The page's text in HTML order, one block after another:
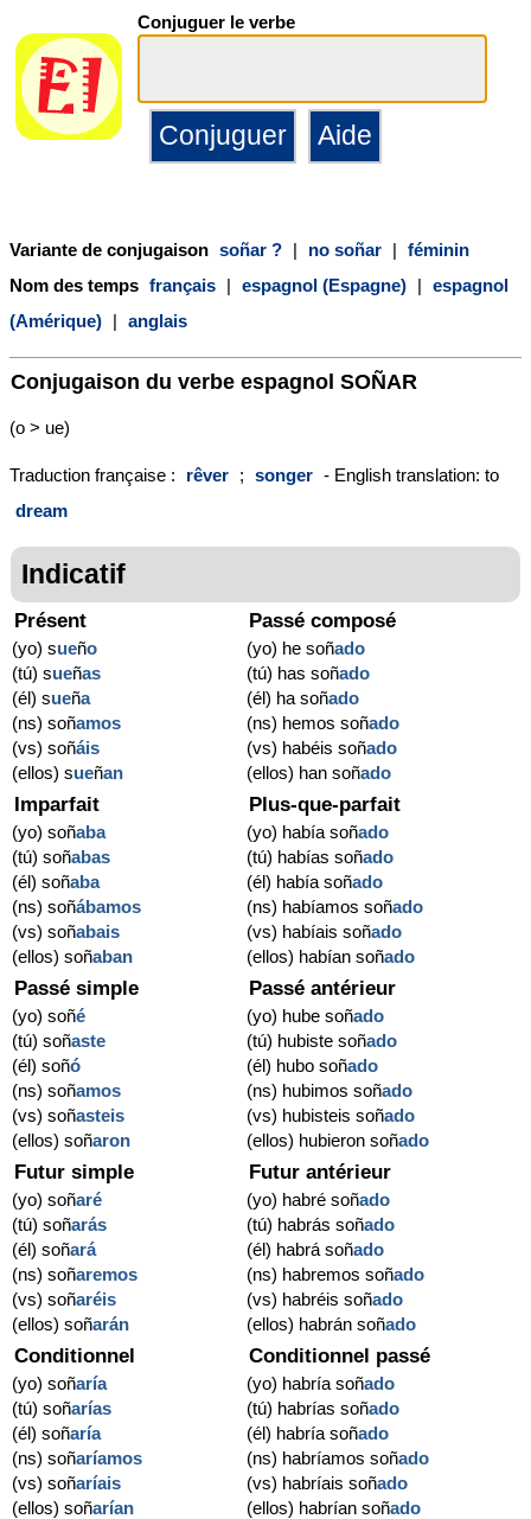
Conjuguer le verbe
Variante de conjugaison soñar ? | no soñar | féminin
Nom des temps français | espagnol (Espagne) | espagnol
(Amérique) | anglais
Conjugaison du verbe espagnol SOÑAR
(o > ue)
Traduction française : rêver ; songer - English translation: to
dream
Indicatif
Présent
(yo) sueño
(tú) sueñas
(él) sueña
(ns) soñamos
(vs) soñáis
(ellos) sueñan
Passé composé
(yo) he soñado
(tú) has soñado
(él) ha soñado
(ns) hemos soñado
(vs) habéis soñado
(ellos) han soñado
Imparfait
(yo) soñaba
(tú) soñabas
(él) soñaba
(ns) soñábamos
(vs) soñabais
(ellos) soñaban
Plus-que-parfait
(yo) había soñado
(tú) habías soñado
(él) había soñado
(ns) habíamos soñado
(vs) habíais soñado
(ellos) habían soñado
Passé simple
(yo) soñé
(tú) soñaste
(él) soñó
(ns) soñamos
(vs) soñasteis
(ellos) soñaron
Passé antérieur
(yo) hube soñado
(tú) hubiste soñado
(él) hubo soñado
(ns) hubimos soñado
(vs) hubisteis soñado
(ellos) hubieron soñado
Futur simple
(yo) soñaré
(tú) soñarás
(él) soñará
(ns) soñaremos
(vs) soñaréis
(ellos) soñarán
Futur antérieur
(yo) habré soñado
(tú) habrás soñado
(él) habrá soñado
(ns) habremos soñado
(vs) habréis soñado
(ellos) habrán soñado
Conditionnel
(yo) soñaría
(tú) soñarías
(él) soñaría
(ns) soñaríamos
(vs) soñaríais
(ellos) soñarían
Conditionnel passé
(yo) habría soñado
(tú) habrías soñado
(él) habría soñado
(ns) habríamos soñado
(vs) habríais soñado
(ellos) habrían soñado